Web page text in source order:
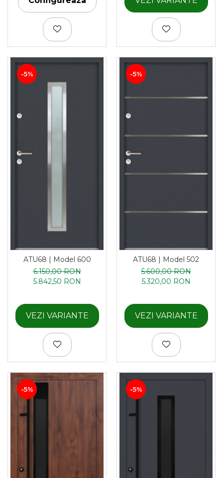
-5%
ATU68 | Model 600
6.150,00 RON
5.842,50 RON
VEZI VARIANTE
-5%
ATU68 | Model 502
5.600,00 RON
5.320,00 RON
VEZI VARIANTE
-5% -5%